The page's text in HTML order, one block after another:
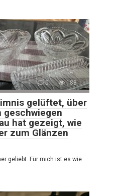
0 188
gelüftet, über
geschwiegen
hat gezeigt, wie
zum Glänzen
geliebt. Für mich ist es wie